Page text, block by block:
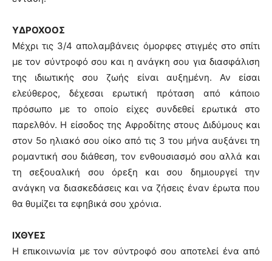
ΥΔΡΟΧΟΟΣ
Μέχρι τις 3/4 απολαμβάνεις όμορφες στιγμές στο σπίτι
με τον σύντροφό σου και η ανάγκη σου για διασφάλιση
της ιδιωτικής σου ζωής είναι αυξημένη. Αν είσαι
ελεύθερος, δέχεσαι ερωτική πρόταση από κάποιο
πρόσωπο με το οποίο είχες συνδεθεί ερωτικά στο
παρελθόν. Η είσοδος της Αφροδίτης στους Διδύμους και
στον 5ο ηλιακό σου οίκο από τις 3 του μήνα αυξάνει τη
ρομαντική σου διάθεση, τον ενθουσιασμό σου αλλά και
τη σεξουαλική σου όρεξη και σου δημιουργεί την
ανάγκη να διασκεδάσεις και να ζήσεις έναν έρωτα που
θα θυμίζει τα εφηβικά σου χρόνια.
ΙΧΘΥΕΣ
Η επικοινωνία με τον σύντροφό σου αποτελεί ένα από